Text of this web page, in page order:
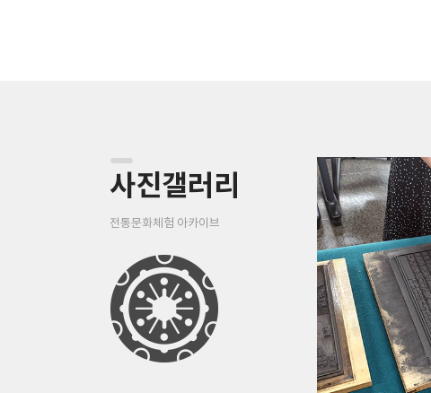
사진갤러리
전통문화체험 아카이브